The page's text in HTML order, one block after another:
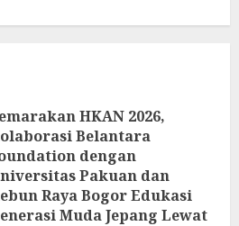
HKAN 2026,
Belantara
dengan
Pakuan dan
Raya Bogor Edukasi
Muda Jepang Lewat